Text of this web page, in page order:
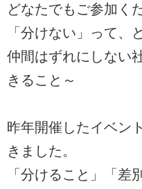
どなたでもご参加く
「分けない」って、
仲間はずれにしない
きること～
昨年開催したイベン
きました。
「分けること」「差